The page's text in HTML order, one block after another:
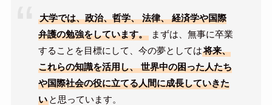
大学では、政治、哲学、 法律、 経済学や国際
弁護の勉強をしています。まずは、無事に卒業
することを目標にして、今の夢としては将来、
これらの知識を活用し、 世界中の困った人たち
や国際社会の役に立てる人間に成長していきた
いと思っています。